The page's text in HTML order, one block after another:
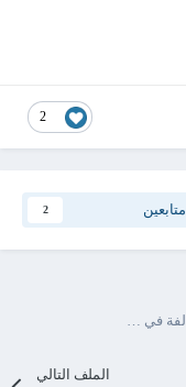
2
متابعين 2
⚙🛠🎁 أداة لإصلاح وتعديل النصوص العربية التالفة في الأكواد .. من > ÇáÓáÇã Úáíßã إلى > السلام عليكم
الملف التالي